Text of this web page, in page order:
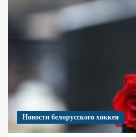
Новости белорусского хоккея